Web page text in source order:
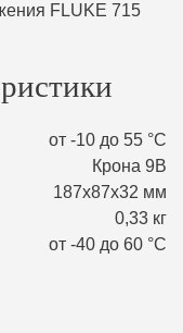
от -10 до 55 °С
Крона 9В
187х87х32 мм
0,33 кг
от -40 до 60 °С